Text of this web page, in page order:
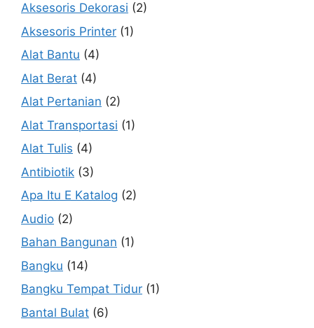
Aksesoris Dekorasi (2)
Aksesoris Printer (1)
Alat Bantu (4)
Alat Berat (4)
Alat Pertanian (2)
Alat Transportasi (1)
Alat Tulis (4)
Antibiotik (3)
Apa Itu E Katalog (2)
Audio (2)
Bahan Bangunan (1)
Bangku (14)
Bangku Tempat Tidur (1)
Bantal Bulat (6)